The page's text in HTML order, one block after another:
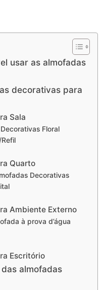
usar as almofadas
decorativas para
Sala
Floral
Quarto
Decorativas
Ambiente Externo
à prova d’água
Escritório
almofadas